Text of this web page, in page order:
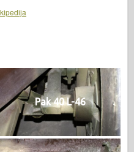
Pak 40 L-46